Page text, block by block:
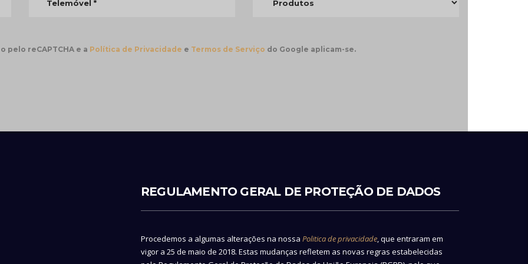
reCAPTCHA e a Política de Privacidade e Termos de Serviço do Google aplicam-se.
REGULAMENTO GERAL DE PROTEÇÃO DE DADOS
Procedemos a algumas alterações na nossa Politica de privacidade, que entraram em
vigor a 25 de maio de 2018. Estas mudanças refletem as novas regras estabelecidas